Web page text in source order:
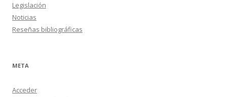
Legislación
Noticias
Reseñas bibliográficas
META
Acceder